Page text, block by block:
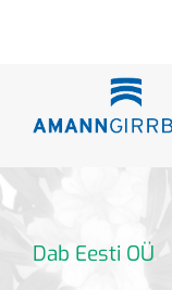
Dab Eesti OÜ